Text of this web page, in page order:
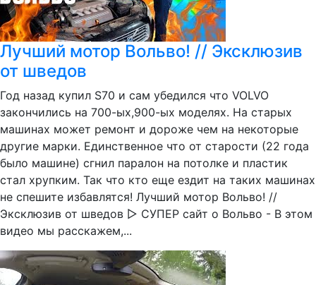
Лучший мотор Вольво! // Эксклюзив
от шведов
Год назад купил S70 и сам убедился что VOLVO
закончились на 700-ых,900-ых моделях. На старых
машинах может ремонт и дороже чем на некоторые
другие марки. Единственное что от старости (22 года
было машине) сгнил паралон на потолке и пластик
стал хрупким. Так что кто еще ездит на таких машинах
не спешите избавлятся! Лучший мотор Вольво! //
Эксклюзив от шведов ▷ СУПЕР сайт о Вольво - В этом
видео мы расскажем,...